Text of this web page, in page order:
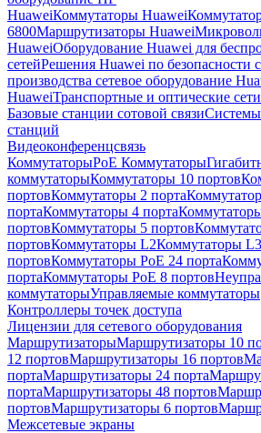
HuaweiКоммутаторы Huawei
6800Маршрутизаторы Huawei
HuaweiОборудование Huawei для
сетейРешения Huawei по безопасности
производства сетевое оборудование
HuaweiТранспортные и оптические
Базовые станции сотовой связиСистемы
станций
Видеоконференцсвязь
КоммутаторыPoE Коммутаторы
коммутаторыКоммутаторы 10 портов
портовКоммутаторы 2 порта
портаКоммутаторы 4 порта
портовКоммутаторы 5 портов
портовКоммутаторы L2Коммутаторы L3
портовКоммутаторы PoE 24 порта
портаКоммутаторы PoE 8 портов
коммутаторыУправляемые коммутаторы
Контроллеры точек доступа
Лицензии для сетевого оборудования
МаршрутизаторыМаршрутизаторы 10
12 портовМаршрутизаторы 16 портов
портаМаршрутизаторы 24 порта
портаМаршрутизаторы 48 портов
портовМаршрутизаторы 6 портов
Межсетевые экраны